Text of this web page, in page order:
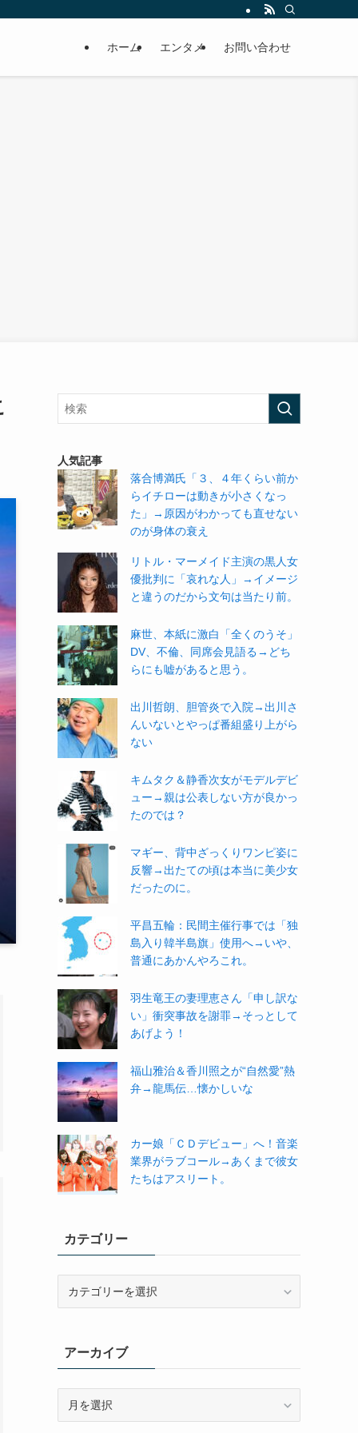
ホーム エンタメ お問い合わせ
人気記事
落合博満氏「３、４年くらい前か
らイチローは動きが小さくなっ
た」→原因がわかっても直せない
のが身体の衰え
リトル・マーメイド主演の黒人女
優批判に「哀れな人」→イメージ
と違うのだから文句は当たり前。
麻世、本紙に激白「全くのうそ」
DV、不倫、同席会見語る→どち
らにも嘘があると思う。
出川哲朗、胆管炎で入院→出川さ
んいないとやっぱ番組盛り上がら
ない
キムタク＆静香次女がモデルデビ
ュー→親は公表しない方が良かっ
たのでは？
マギー、背中ざっくりワンピ姿に
反響→出たての頃は本当に美少女
だったのに。
平昌五輪：民間主催行事では「独
島入り韓半島旗」使用へ→いや、
普通にあかんやろこれ。
羽生竜王の妻理恵さん「申し訳な
い」衝突事故を謝罪→そっとして
あげよう！
福山雅治＆香川照之が“自然愛”熱
弁→龍馬伝…懐かしいな
カー娘「ＣＤデビュー」へ！音楽
業界がラブコール→あくまで彼女
たちはアスリート。
カテゴリー
ーアーカイブ